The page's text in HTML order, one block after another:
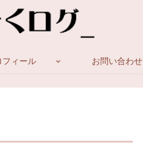
フィール お問い合わせ